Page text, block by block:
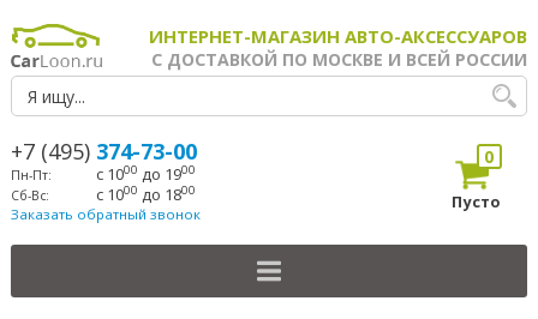
ИНТЕРНЕТ-МАГАЗИН АВТО-АКСЕССУАРОВ
С ДОСТАВКОЙ ПО МОСКВЕ И ВСЕЙ РОССИИ
+7 (495) 374-73-00
Пн-Пт: с 1000 до 1900
Сб-Вс: с 1000 до 1800
Заказать обратный звонок
0
Пусто